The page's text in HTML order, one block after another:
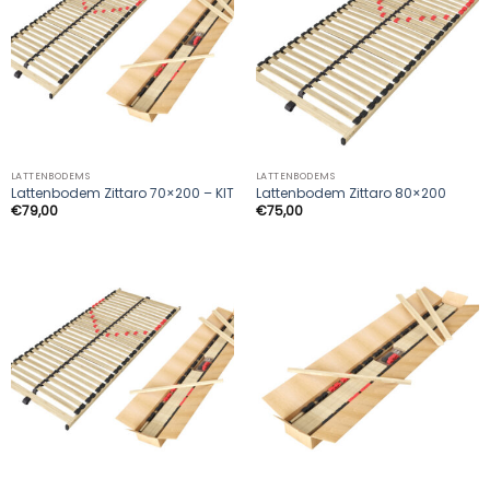
LATTENBODEMS
Lattenbodem Zittaro 70×200 – KIT
€79,00
LATTENBODEMS
Lattenbodem Zittaro 80×200
€75,00